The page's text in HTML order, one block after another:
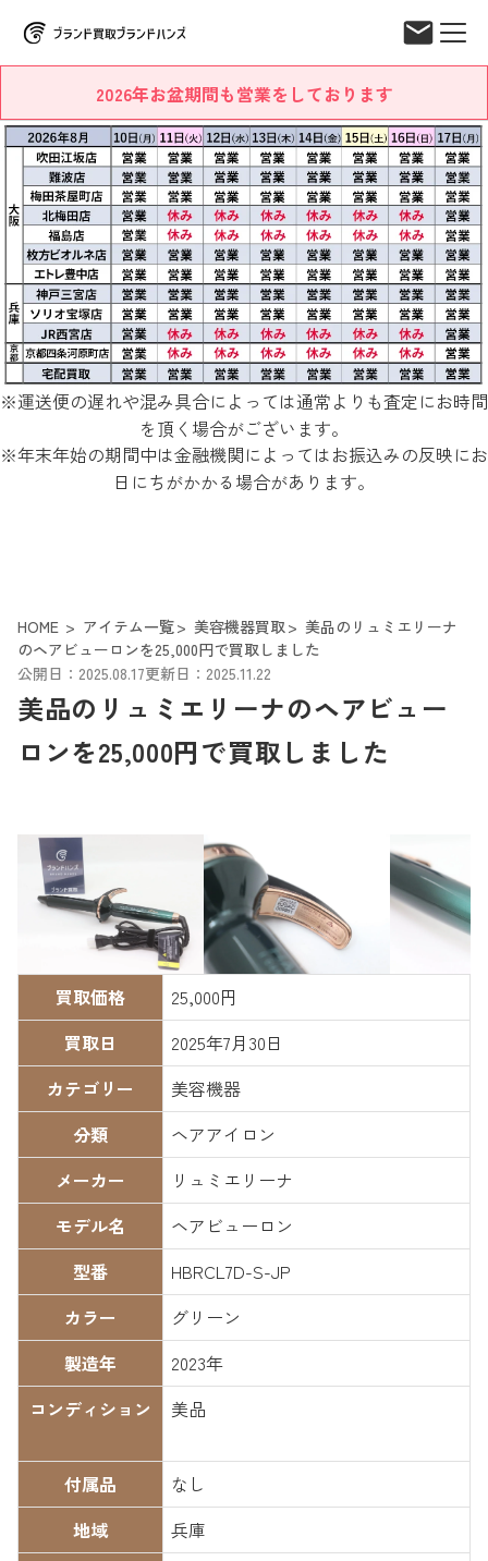
2026年お盆期間も営業をしております
※運送便の遅れや混み具合によっては通常よりも査定にお時間
を頂く場合がございます。
※年末年始の期間中は金融機関によってはお振込みの反映にお
日にちがかかる場合があります。
HOME アイテム一覧 美容機器買取
美品のリュミエリーナ
のヘアビューロンを25,000円で買取しました
公開日：2025.08.17更新日：2025.11.22
美品のリュミエリーナのヘアビュー
ロンを25,000円で買取しました
買取価格
25,000円
買取日
2025年7月30日
カテゴリー
美容機器
分類
ヘアアイロン
メーカー
リュミエリーナ
モデル名
ヘアビューロン
型番
HBRCL7D-S-JP
カラー
グリーン
製造年
2023年
コンディション
美品
付属品
なし
地域
兵庫